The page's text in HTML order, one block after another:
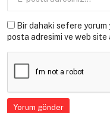
Bir dahaki sefere yorum
posta adresimi ve web site